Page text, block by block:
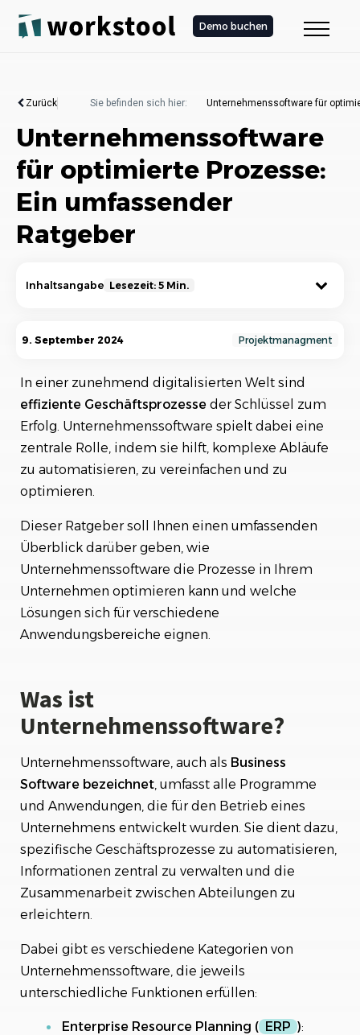
Demo buchen
Zurück Sie befinden sich hier: Unternehmenssoftware für
Unternehmenssoftware
für optimierte Prozesse:
Ein umfassender
Ratgeber
Inhaltsangabe Lesezeit: 5 Min.
Was ist Unternehmenssoftware?
Wichtige Arten von Unternehmenssoftware
1. Enterprise Resource Planning (ERP)
2. Customer Relationship Management (CRM)
3. Supply Chain Management (SCM)
4. Human Capital Management (HCM)
Warum Workstool?
Auswahl der richtigen Unternehmenssoftware
Fazit
9. September 2024 Projektmanagment
In einer zunehmend digitalisierten Welt sind
effiziente Geschäftsprozesse der Schlüssel zum
Erfolg. Unternehmenssoftware spielt dabei eine
zentrale Rolle, indem sie hilft, komplexe Abläufe
zu automatisieren, zu vereinfachen und zu
optimieren.
Dieser Ratgeber soll Ihnen einen umfassenden
Überblick darüber geben, wie
Unternehmenssoftware die Prozesse in Ihrem
Unternehmen optimieren kann und welche
Lösungen sich für verschiedene
Anwendungsbereiche eignen.
Was ist
Unternehmenssoftware?
Unternehmenssoftware, auch als Business
Software bezeichnet, umfasst alle Programme
und Anwendungen, die für den Betrieb eines
Unternehmens entwickelt wurden. Sie dient dazu,
spezifische Geschäftsprozesse zu automatisieren,
Informationen zentral zu verwalten und die
Zusammenarbeit zwischen Abteilungen zu
erleichtern.
Dabei gibt es verschiedene Kategorien von
Unternehmenssoftware, die jeweils
unterschiedliche Funktionen erfüllen:
Enterprise Resource Planning ( ERP ):